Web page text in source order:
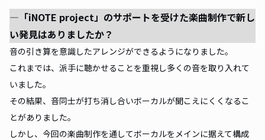
―「iNOTE project」のサポートを受けた楽曲制作で新し
い発見はありましたか？
音の引き算を意識したアレンジができるようになりました。
これまでは、派手に聴かせることを重視し多くの音を取り入れて
いました。
その結果、音同士が打ち消し合いボーカルが聞こえにくくなるこ
とがありました。
しかし、今回の楽曲制作を通してボーカルをメインに据えて構成